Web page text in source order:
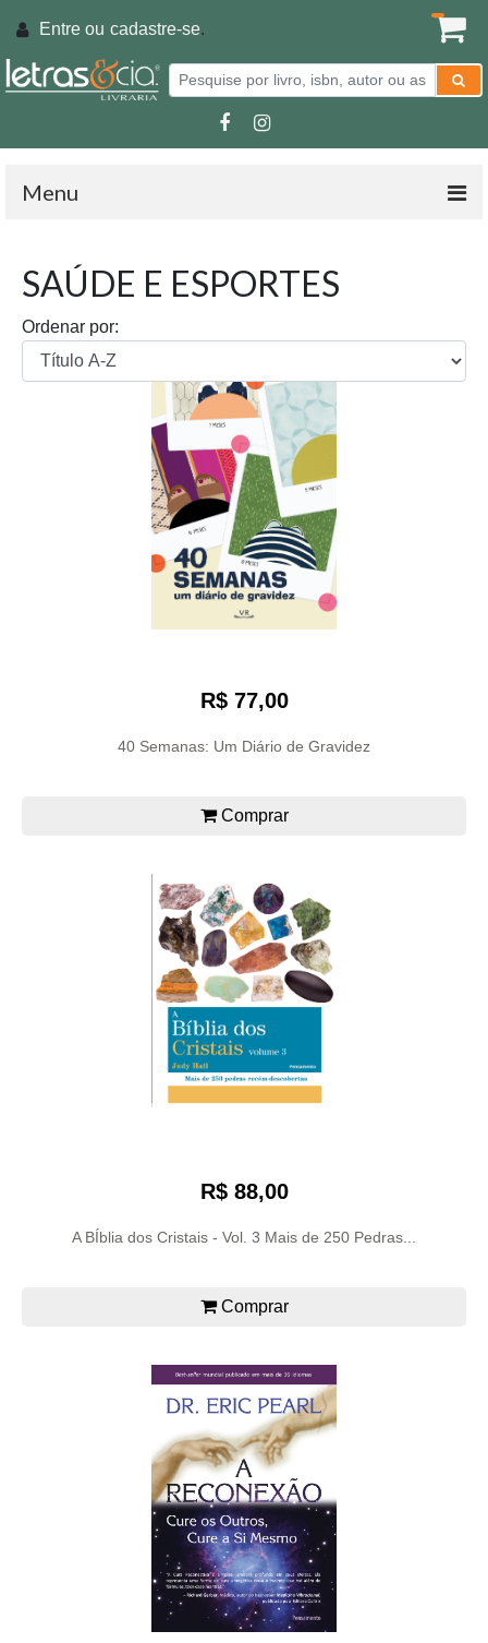
Entre ou cadastre-se.
Menu
SAÚDE E ESPORTES
Ordenar por:
R$ 77,00
40 Semanas: Um Diário de Gravidez
Comprar
R$ 88,00
A BÍblia dos Cristais - Vol. 3 Mais de 250 Pedras...
Comprar